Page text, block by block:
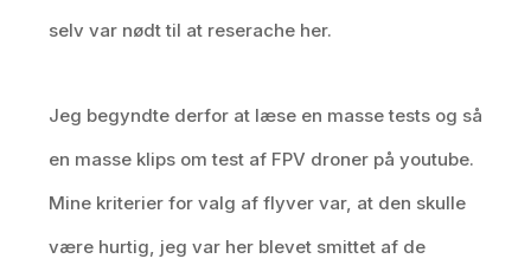
selv var nødt til at reserache her.
Jeg begyndte derfor at læse en masse tests og så
en masse klips om test af FPV droner på youtube.
Mine kriterier for valg af flyver var, at den skulle
være hurtig, jeg var her blevet smittet af de